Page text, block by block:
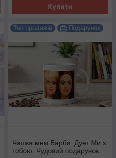
Купити
Топ продажів Подарунок
Чашка мем Барби. Дует Ми з
тобою. Чудовий подарунок.